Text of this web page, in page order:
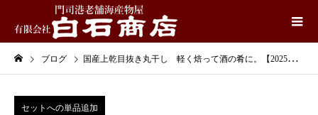
ブログ 国産上乾目抜き丸干し 軽く焙って酒の肴に。【2025年新物販売中】
セットへの単品追加